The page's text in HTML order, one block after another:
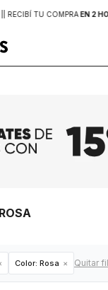
| RECIBÍ TU COMPRAEN 2
Color: Rosa Quitar